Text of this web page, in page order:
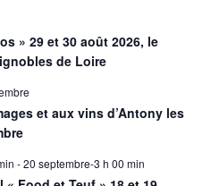
» 29 et 30 août 2026, le
de Loire
et aux vins d’Antony les
-20 septembre-3 h 00 min